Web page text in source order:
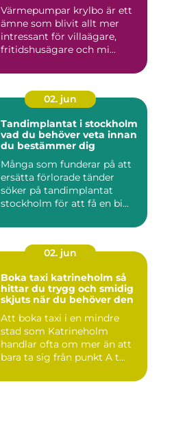
Värmepumpar krylbo är ett
ämne som blivit allt mer
intressant för villaägare,
fritidshusägare och mi...
02. jun
Tandimplantat i stockholm
vad du behöver veta innan
du bestämmer dig
Många som funderar på att
ersätta förlorade tänder
söker på tandimplantat
stockholm för att få en bi...
02. jun
Boka taxi katrineholm så
hittar du trygg och smidig
skjuts när du behöver den
Att boka taxi i en mindre
stad som Katrineholm
handlar ofta om mer än att
bara ta sig från punkt A t...